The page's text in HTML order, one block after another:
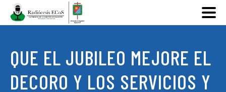
QUE EL JUBILEO MEJORE EL
DECORO Y LOS SERVICIOS Y